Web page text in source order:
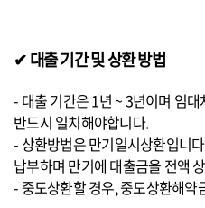
✔ 대출 기간 및 상환 방법
- 대출 기간은 1년 ~ 3년이며 임
반드시 일치해야합니다.
- 상환방법은 만기일시상환입니
납부하며 만기에 대출금을 전액
- 중도상환할 경우, 중도상환해약